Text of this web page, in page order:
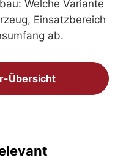
Welche Variante
Einsatzbereich
ab.
Übersicht